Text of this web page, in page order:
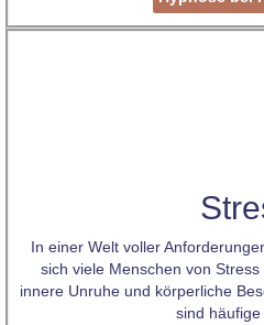
In einer Welt voller
sich viele Menschen von
innere Unruhe und körperliche
sind